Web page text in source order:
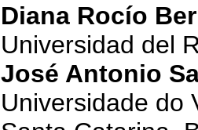
Diana Rocío
Universidad del
José Antonio
Universidade do